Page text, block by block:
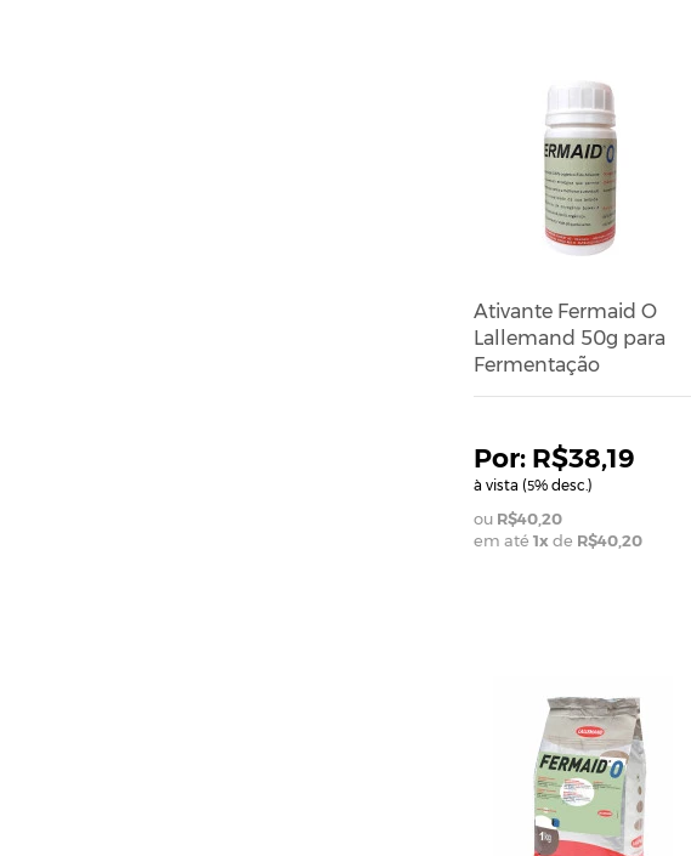
Ativante Fermaid O
Lallemand 50g para
Fermentação
R$38,19
à vista (5% desc.)
R$40,20
em até 1xde R$40,20